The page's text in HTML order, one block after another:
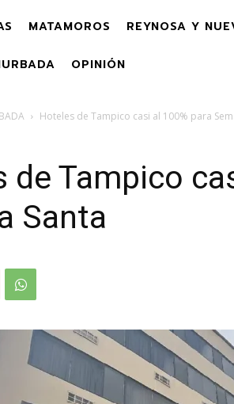
MATAMOROS REYNOSA Y
OPINIÓN
Hoteles de Tampico casi al 100% para
de Tampico
Santa